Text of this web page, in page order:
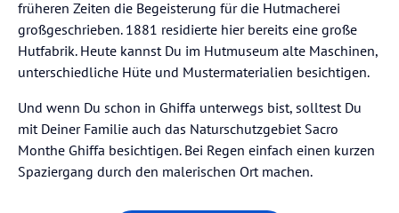
früheren Zeiten die Begeisterung für die Hutmacherei
großgeschrieben. 1881 residierte hier bereits eine große
Hutfabrik. Heute kannst Du im Hutmuseum alte Maschinen,
unterschiedliche Hüte und Mustermaterialien besichtigen.
Und wenn Du schon in Ghiffa unterwegs bist, solltest Du
mit Deiner Familie auch das Naturschutzgebiet Sacro
Monthe Ghiffa besichtigen. Bei Regen einfach einen kurzen
Spaziergang durch den malerischen Ort machen.